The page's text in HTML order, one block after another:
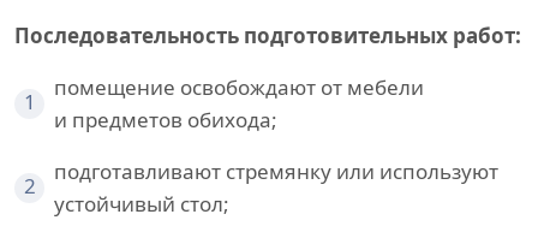
Последовательность подготовительных работ:
1
помещение освобождают от мебели
и предметов обихода;
2
подготавливают стремянку или используют
устойчивый стол;